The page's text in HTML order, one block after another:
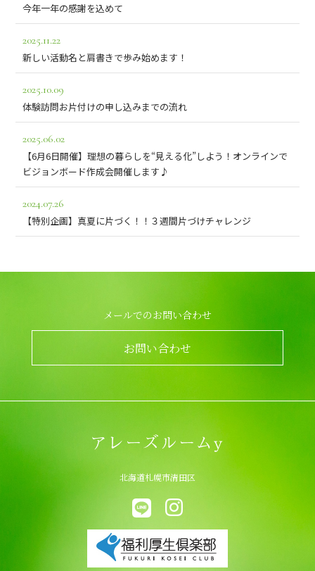
今年一年の感謝を込めて
2025.11.22
新しい活動名と肩書きで歩み始めます！
2025.10.09
体験訪問お片付けの申し込みまでの流れ
2025.06.02
【6月6日開催】理想の暮らしを“見える化”しよう！オンラインで
ビジョンボード作成会開催します♪
2024.07.26
【特別企画】真夏に片づく！！３週間片づけチャレンジ
メールでのお問い合わせ
お問い合わせ
北海道札幌市清田区